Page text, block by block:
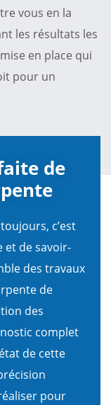
vous en la
les résultats les
en place qui
pour un
de
c’est
et de savoir-
des travaux
de
des
complet
de cette
pour